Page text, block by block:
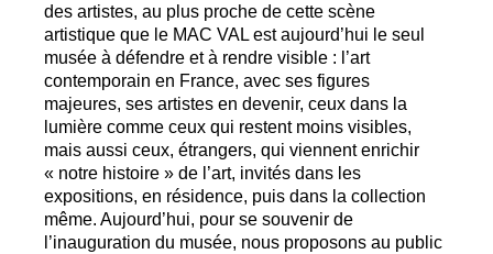
des artistes, au plus proche de cette scène
artistique que le MAC VAL est aujourd’hui le seul
musée à défendre et à rendre visible : l’art
contemporain en France, avec ses figures
majeures, ses artistes en devenir, ceux dans la
lumière comme ceux qui restent moins visibles,
mais aussi ceux, étrangers, qui viennent enrichir
« notre histoire » de l’art, invités dans les
expositions, en résidence, puis dans la collection
même. Aujourd’hui, pour se souvenir de
l’inauguration du musée, nous proposons au public